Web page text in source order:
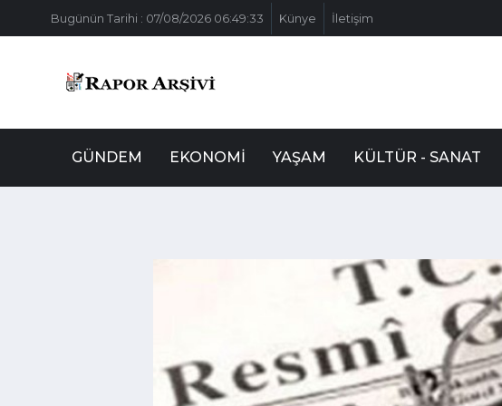
Bugünün Tarihi : 07/08/2026 06:49:33 Künye İletişim
GÜNDEM EKONOMI YAŞAM KÜLTÜR - SANAT